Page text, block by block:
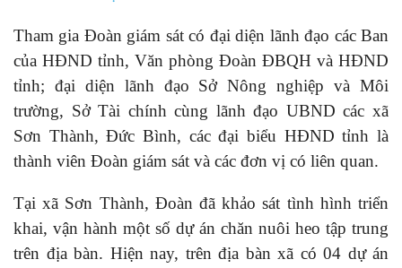
Tham gia Đoàn giám sát có đại diện lãnh đạo các Ban
của HĐND tỉnh, Văn phòng Đoàn ĐBQH và HĐND
tỉnh; đại diện lãnh đạo Sở Nông nghiệp và Môi
trường, Sở Tài chính cùng lãnh đạo UBND các xã
Sơn Thành, Đức Bình, các đại biểu HĐND tỉnh là
thành viên Đoàn giám sát và các đơn vị có liên quan.
Tại xã Sơn Thành, Đoàn đã khảo sát tình hình triển
khai, vận hành một số dự án chăn nuôi heo tập trung
trên địa bàn. Hiện nay, trên địa bàn xã có 04 dự án